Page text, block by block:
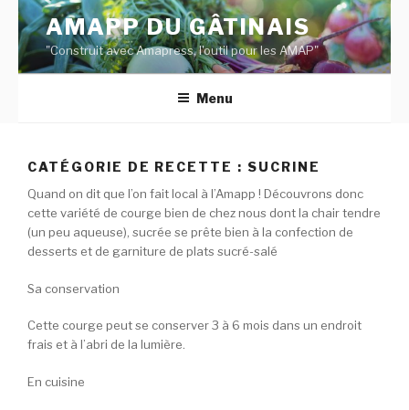
Aller
contenu
principal
AMAPP DU GÂTINAIS
"Construit avec Amapress, l'outil pour les AMAP"
Menu
CATÉGORIE DE RECETTE : SUCRINE
Quand on dit que l’on fait local à l’Amapp ! Découvrons donc
cette variété de courge bien de chez nous dont la chair tendre
(un peu aqueuse), sucrée se prête bien à la confection de
desserts et de garniture de plats sucré-salé
Sa conservation
Cette courge peut se conserver 3 à 6 mois dans un endroit
frais et à l’abri de la lumière.
En cuisine